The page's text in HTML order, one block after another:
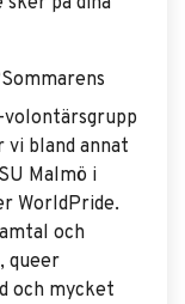
vi bland annat
Malmö i
WorldPride.
och
queer
och mycket